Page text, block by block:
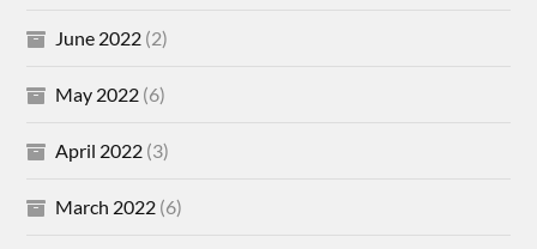
June 2022 (2)
May 2022 (6)
April 2022 (3)
March 2022 (6)